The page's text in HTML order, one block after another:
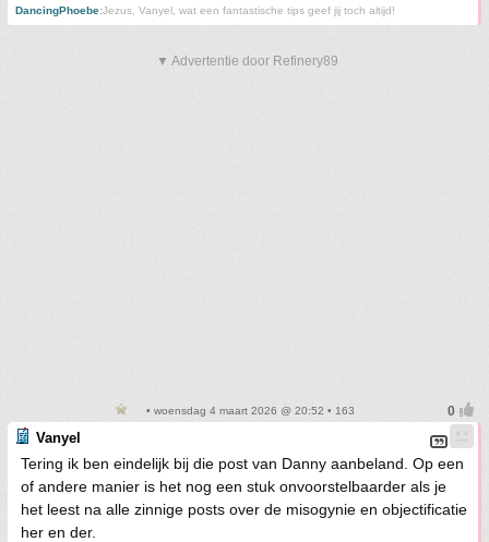
DancingPhoebe:Jezus, Vanyel, wat een fantastische tips geef jij toch altijd!
▼ Advertentie door Refinery89
• woensdag 4 maart 2026 @ 20:52 • 163
Vanyel
Tering ik ben eindelijk bij die post van Danny aanbeland. Op een
of andere manier is het nog een stuk onvoorstelbaarder als je
het leest na alle zinnige posts over de misogynie en objectificatie
her en der.